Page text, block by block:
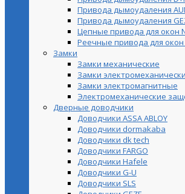
Привода дымоудаления
Привода дымоудаления
Цепные привода для окон
Реечные привода для окон
Замки
Замки механические
Замки
Замки электромагнитные
Электромеханические
Дверные доводчики
Доводчики ASSA ABLOY
Доводчики dormakaba
Доводчики dk tech
Доводчики FARGO
Доводчики Hafele
Доводчики G-U
Доводчики SLS